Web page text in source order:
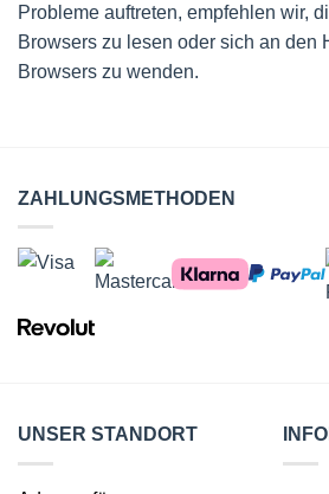
Probleme auftreten, empfehlen wir,
Browsers zu lesen oder sich an den
Browsers zu wenden.
ZAHLUNGSMETHODEN
UNSER STANDORT